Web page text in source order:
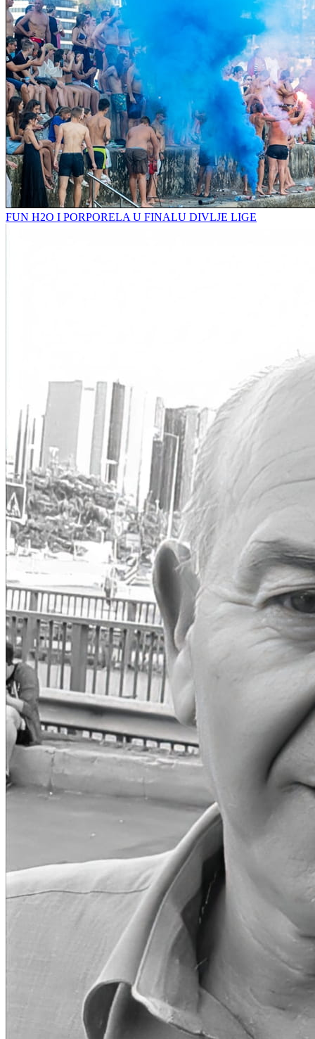
FUN H2O I PORPORELA U FINALU DIVLJE LIGE